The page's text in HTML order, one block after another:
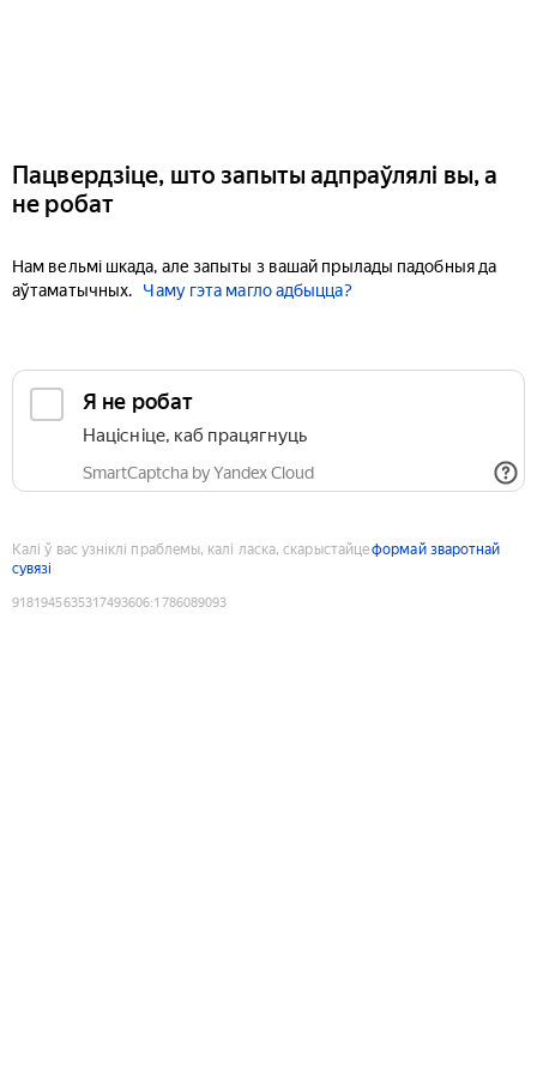
Пацвердзіце, што запыты адпраўлялі вы, а
не робат
Нам вельмі шкада, але запыты з вашай прылады падобныя да
аўтаматычных.
Чаму гэта магло адбыцца?
Я не робат
Націсніце, каб працягнуць
SmartCaptcha by Yandex Cloud
Калі ў вас узніклі праблемы, калі ласка, скарыстайцеформай зваротнай
сувязі
9181945635317493606:1786089093